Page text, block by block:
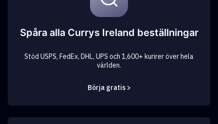
Spåra alla Currys Ireland beställningar
Stöd USPS, FedEx, DHL, UPS och 1,600+ kurirer över hela
världen.
Börja gratis >